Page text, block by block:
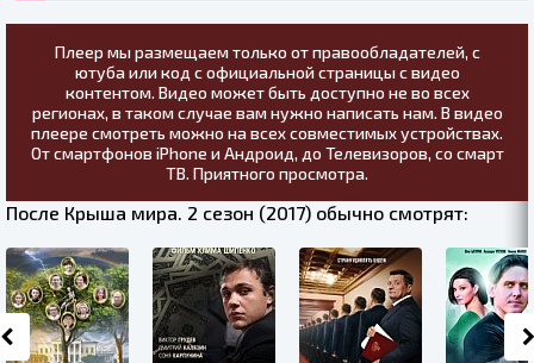
Плеер мы размещаем только от правообладателей, с
ютуба или код с официальной страницы с видео
контентом. Видео может быть доступно не во всех
регионах, в таком случае вам нужно написать нам. В видео
плеере смотреть можно на всех совместимых устройствах.
От смартфонов iPhone и Андроид, до Телевизоров, со смарт
ТВ. Приятного просмотра.
После Крыша мира. 2 сезон (2017) обычно смотрят: